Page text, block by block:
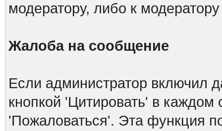
модератору, либо к
Жалоба на сообщение
Если администратор
кнопкой 'Цитировать' в
'Пожаловаться'. Эта функция